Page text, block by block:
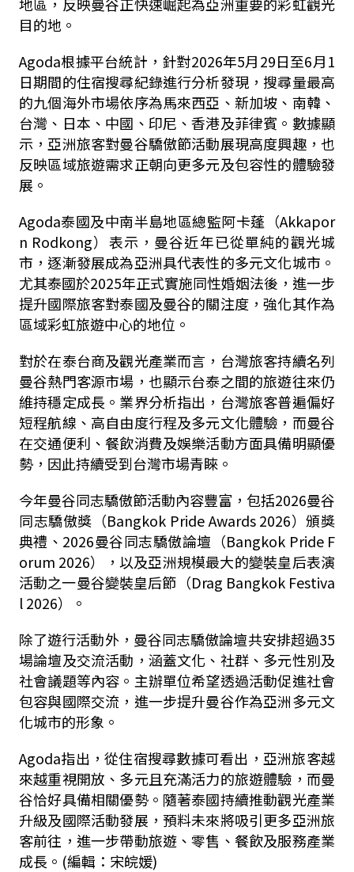
目的地。
Agoda根據平台統計，針對2026年5月29日至6月1
日期間的住宿搜尋紀錄進行分析發現，搜尋量最高
的九個海外市場依序為馬來西亞、新加坡、南韓、
台灣、日本、中國、印尼、香港及菲律賓。數據顯
示，亞洲旅客對曼谷驕傲節活動展現高度興趣，也
反映區域旅遊需求正朝向更多元及包容性的體驗發
展。
Agoda泰國及中南半島地區總監阿卡蓬（Akkapor
n Rodkong）表示，曼谷近年已從單純的觀光城
市，逐漸發展成為亞洲具代表性的多元文化城市。
尤其泰國於2025年正式實施同性婚姻法後，進一步
提升國際旅客對泰國及曼谷的關注度，強化其作為
區域彩虹旅遊中心的地位。
對於在泰台商及觀光產業而言，台灣旅客持續名列
曼谷熱門客源市場，也顯示台泰之間的旅遊往來仍
維持穩定成長。業界分析指出，台灣旅客普遍偏好
短程航線、高自由度行程及多元文化體驗，而曼谷
在交通便利、餐飲消費及娛樂活動方面具備明顯優
勢，因此持續受到台灣市場青睞。
今年曼谷同志驕傲節活動內容豐富，包括2026曼谷
同志驕傲獎（Bangkok Pride Awards 2026）頒獎
典禮、2026曼谷同志驕傲論壇（Bangkok Pride F
orum 2026），以及亞洲規模最大的變裝皇后表演
活動之一曼谷變裝皇后節（Drag Bangkok Festiva
l 2026）。
除了遊行活動外，曼谷同志驕傲論壇共安排超過35
場論壇及交流活動，涵蓋文化、社群、多元性別及
社會議題等內容。主辦單位希望透過活動促進社會
包容與國際交流，進一步提升曼谷作為亞洲多元文
化城市的形象。
Agoda指出，從住宿搜尋數據可看出，亞洲旅客越
來越重視開放、多元且充滿活力的旅遊體驗，而曼
谷恰好具備相關優勢。隨著泰國持續推動觀光產業
升級及國際活動發展，預料未來將吸引更多亞洲旅
客前往，進一步帶動旅遊、零售、餐飲及服務產業
成長。(編輯：宋皖媛)